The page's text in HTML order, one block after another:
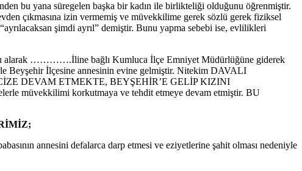
bu yana süregelen başka bir kadın ile birlikteliği olduğunu öğrenmiştir.
çıkmasına izin vermemiş ve müvekkilime gerek sözlü gerek fiziksel
şimdi ayrıl” demiştir. Bunu yapma sebebi ise, evlilikleri
alarak ………….İline bağlı Kumluca İlçe Emniyet Müdürlüğüne giderek
Beyşehir İlçesine annesinin evine gelmiştir. Nitekim DAVALI
DEVAM ETMEKTE, BEYŞEHİR’E GELİP KIZINI
korkutmaya ve tehdit etmeye devam etmiştir. BU
annesini defalarca darp etmesi ve eziyetlerine şahit olması nedeniyle